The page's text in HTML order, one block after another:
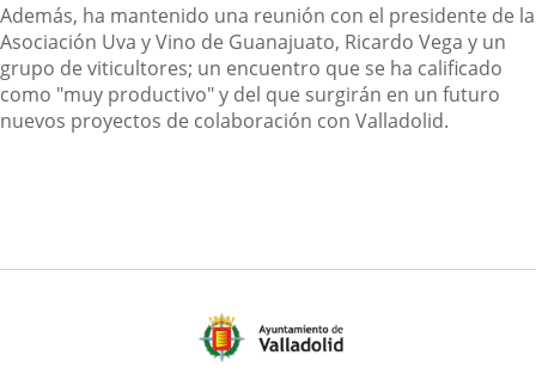
Además, ha mantenido una reunión con el presidente de la
Asociación Uva y Vino de Guanajuato, Ricardo Vega y un
grupo de viticultores; un encuentro que se ha calificado
como "muy productivo" y del que surgirán en un futuro
nuevos proyectos de colaboración con Valladolid.